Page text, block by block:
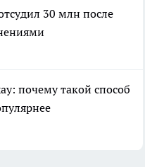
30 млн после
почему такой способ